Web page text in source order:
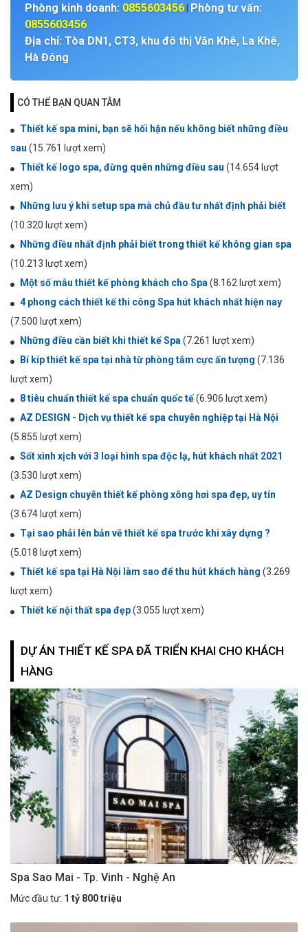
Phòng kinh doanh: 0855603456 Phòng tư vấn:
0855603456
Địa chỉ: Tòa DN1, CT3, khu đô thị Văn Khê, La Khê,
Hà Đông
CÓ THỂ BẠN QUAN TÂM
Thiết kế spa mini, bạn sẽ hối hận nếu không biết những điều
sau (15.761 lượt xem)
Thiết kế logo spa, đừng quên những điều sau (14.654 lượt
xem)
Những lưu ý khi setup spa mà chủ đầu tư nhất định phải biết
(10.320 lượt xem)
Những điều nhất định phải biết trong thiết kế không gian spa
(10.213 lượt xem)
Một số mẫu thiết kế phòng khách cho Spa (8.162 lượt xem)
4 phong cách thiết kế thi công Spa hút khách nhất hiện nay
(7.500 lượt xem)
Những điều cần biết khi thiết kế Spa (7.261 lượt xem)
Bí kíp thiết kế spa tại nhà từ phòng tắm cực ấn tượng (7.136
lượt xem)
8 tiêu chuẩn thiết kế spa chuẩn quốc tế(6.906 lượt xem)
AZ DESIGN - Dịch vụ thiết kế spa chuyên nghiệp tại Hà Nội
(5.855 lượt xem)
Sốt xình xịch với 3 loại hình spa độc lạ, hút khách nhất 2021
(3.530 lượt xem)
AZ Design chuyên thiết kế phòng xông hơi spa đẹp, uy tín
(3.674 lượt xem)
Tại sao phải lên bản vẽ thiết kế spa trước khi xây dựng ?
(5.018 lượt xem)
Thiết kế spa tại Hà Nội làm sao để thu hút khách hàng (3.269
lượt xem)
Thiết kế nội thất spa đẹp(3.055 lượt xem)
DỰ ÁN THIẾT KẾ SPA ĐÃ TRIỂN KHAI CHO KHÁCH
HÀNG
Spa Sao Mai - Tp. Vinh - Nghệ An
Mức đầu tư: 1 tỷ 800 triệu